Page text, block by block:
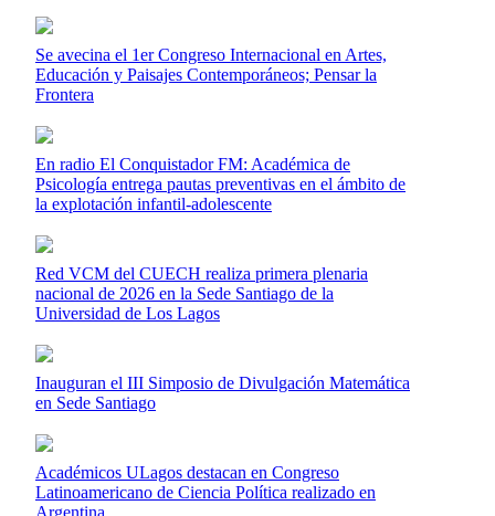
Se avecina el 1er Congreso Internacional en Artes,
Educación y Paisajes Contemporáneos; Pensar la
Frontera
En radio El Conquistador FM: Académica de
Psicología entrega pautas preventivas en el ámbito de
la explotación infantil-adolescente
Red VCM del CUECH realiza primera plenaria
nacional de 2026 en la Sede Santiago de la
Universidad de Los Lagos
Inauguran el III Simposio de Divulgación Matemática
en Sede Santiago
Académicos ULagos destacan en Congreso
Latinoamericano de Ciencia Política realizado en